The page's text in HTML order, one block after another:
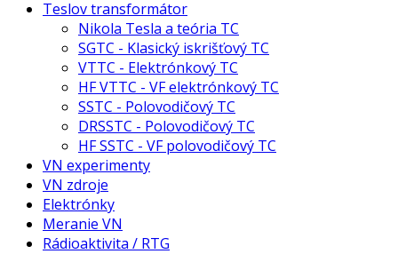
Teslov transformátor
Nikola Tesla a teória TC
SGTC - Klasický iskrišťový TC
VTTC - Elektrónkový TC
HF VTTC - VF elektrónkový TC
SSTC - Polovodičový TC
DRSSTC - Polovodičový TC
HF SSTC - VF polovodičový TC
VN experimenty
VN zdroje
Elektrónky
Meranie VN
Rádioaktivita / RTG